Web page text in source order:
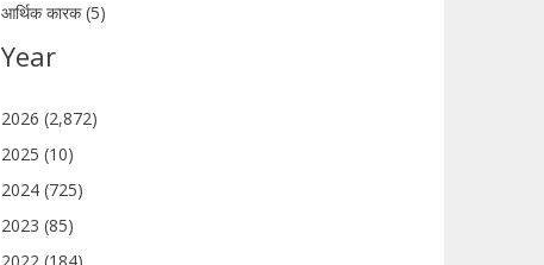
आर्थिक कारक (5)
Year
2026 (2,872)
2025 (10)
2024 (725)
2023 (85)